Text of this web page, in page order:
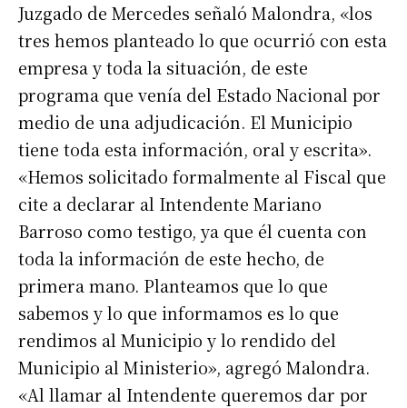
Juzgado de Mercedes señaló Malondra, «los
tres hemos planteado lo que ocurrió con esta
empresa y toda la situación, de este
programa que venía del Estado Nacional por
medio de una adjudicación. El Municipio
tiene toda esta información, oral y escrita».
«Hemos solicitado formalmente al Fiscal que
cite a declarar al Intendente Mariano
Barroso como testigo, ya que él cuenta con
toda la información de este hecho, de
primera mano. Planteamos que lo que
sabemos y lo que informamos es lo que
rendimos al Municipio y lo rendido del
Municipio al Ministerio», agregó Malondra.
«Al llamar al Intendente queremos dar por